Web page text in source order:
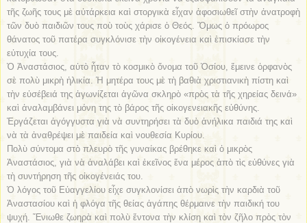
τῆς ζωῆς τους μὲ αὐτάρκεια καὶ στοργικὰ εἶχαν ἀφοσιωθεῖ στὴν ἀνατροφὴ
τῶν δυὸ παιδιῶν τους ποὺ τοὺς χάρισε ὁ Θεός. Ὅμως ὁ πρόωρος
θάνατος τοῦ πατέρα συγκλόνισε τὴν οἰκογένεια καὶ ἐπισκίασε τὴν
εὐτυχία τους.
Ὁ Ἀναστάσιος, αὐτὸ ἦταν τὸ κοσμικὸ ὄνομα τοῦ Ὁσίου, ἔμεινε ὀρφανὸς
σὲ πολὺ μικρὴ ἡλικία. Ἡ μητέρα τους μὲ τὴ βαθιὰ χριστιανικὴ πίστη καὶ
τὴν εὐσέβειά της ἀγωνίζεται ἀγῶνα σκληρὸ «πρὸς τὰ τῆς χηρείας δεινά»
καὶ ἀναλαμβάνει μόνη της τὸ βάρος τῆς οἰκογενειακῆς εὐθύνης.
Ἐργάζεται ἀγόγγυστα γιὰ νὰ συντηρήσει τὰ δυὸ ἀνήλικα παιδιά της καὶ
νὰ τὰ ἀναθρέψει μὲ παιδεία καὶ νουθεσία Κυρίου.
Πολὺ σύντομα στὸ πλευρὸ τῆς γυναίκας βρέθηκε καὶ ὁ μικρὸς
Ἀναστάσιος, γιὰ νὰ ἀναλάβει καὶ ἐκεῖνος ἕνα μέρος ἀπὸ τὶς εὐθύνες γιὰ
τὴ συντήρηση τῆς οἰκογένειάς του.
Ὁ λόγος τοῦ Εὐαγγελίου εἶχε συγκλονίσει ἀπὸ νωρὶς τὴν καρδιὰ τοῦ
Ἀναστασίου καὶ ἡ φλόγα τῆς θείας ἀγάπης θέρμαινε τὴν παιδική του
ψυχή. Ἔνιωθε ζωηρὰ καὶ πολὺ ἔντονα τὴν κλίση καὶ τὸν ζῆλο πρὸς τὸν